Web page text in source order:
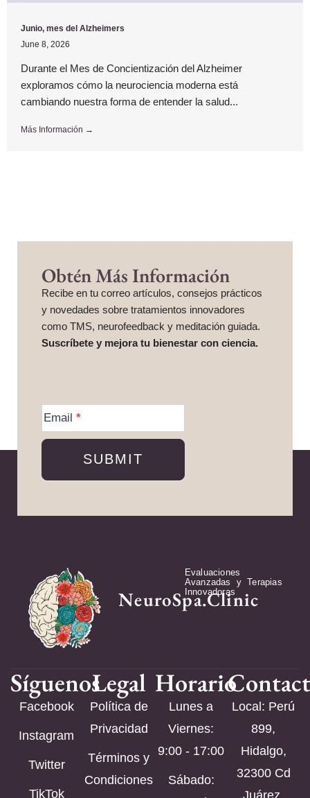
Junio, mes del Alzheimers
June 8, 2026
Durante el Mes de Concientización del Alzheimer
exploramos cómo la neurociencia moderna está
cambiando nuestra forma de entender la salud...
Más Información →
Obtén Más Información
Recibe en tu correo artículos, consejos prácticos
y novedades sobre tratamientos innovadores
como TMS, neurofeedback y meditación guiada.
Suscríbete y mejora tu bienestar con ciencia.
Information
Email *
SUBMIT
NeuroSpa.Clinic
Evaluaciones
Avanzadas y Terapias
Innovadoras
Síguenos
Facebook
Instagram
Twitter
TikTok
Legal
Política de
Privacidad
Términos y
Condiciones
Horario
Lunes a
Viernes:
9:00 - 17:00
Sábado:
Local: Perú
899,
Hidalgo,
32300 Cd
Juárez,